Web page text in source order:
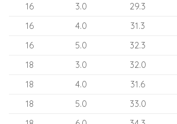
16
3.0 29.3
16
4.0 31.3
16
5.0 32.3
18
3.0 32.0
18
4.0 31.6
18
5.0 33.0